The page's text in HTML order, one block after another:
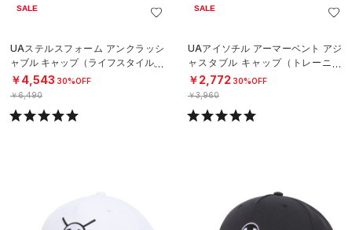
SALE
UAステルスフォーム アンクラッシ
ャブル キャップ（ライフスタイル/U
NISEX）
￥4,543 30%OFF
￥6,490
SALE
UAアイソチル アーマーベント アジ
ャスタブル キャップ（トレーニン
グ/MEN）
￥2,772 30%OFF
￥3,960